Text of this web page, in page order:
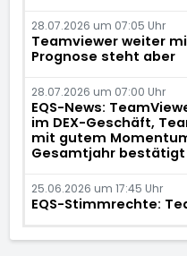
28.07.2026 um 07:05 Uhr
Teamviewer weiter
Prognose steht aber
28.07.2026 um 07:00 Uhr
EQS-News:
im DEX-Geschäft,
mit gutem
Gesamtjahr
25.06.2026 um 17:45 Uhr
EQS-Stimmrechte: